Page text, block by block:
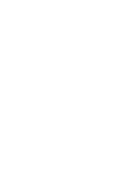
do
a
de